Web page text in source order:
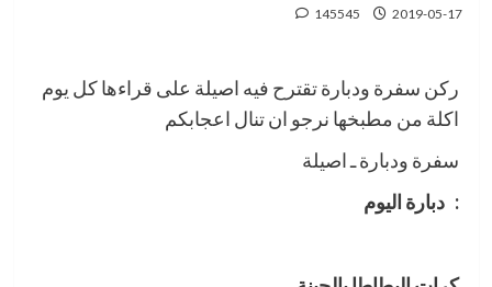
2019-05-17
145545
ركن سفرة ودبارة تقترح فيه اصيلة على قراءها كل يوم
اكلة من مطبخها نرجو ان تنال اعجابكم
سفرة ودبارة ـ اصيلة
: دبارة اليوم